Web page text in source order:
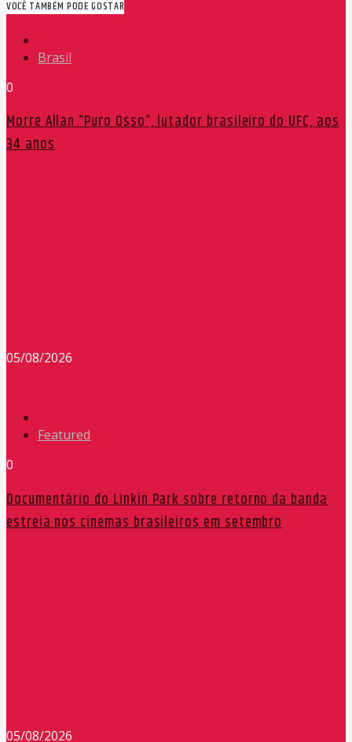
VOCÊ TAMBÉM PODE GOSTAR
Brasil
0
Morre Allan “Puro Osso”, lutador brasileiro do UFC, aos
34 anos
05/08/2026
Featured
0
Documentário do Linkin Park sobre retorno da banda
estreia nos cinemas brasileiros em setembro
05/08/2026